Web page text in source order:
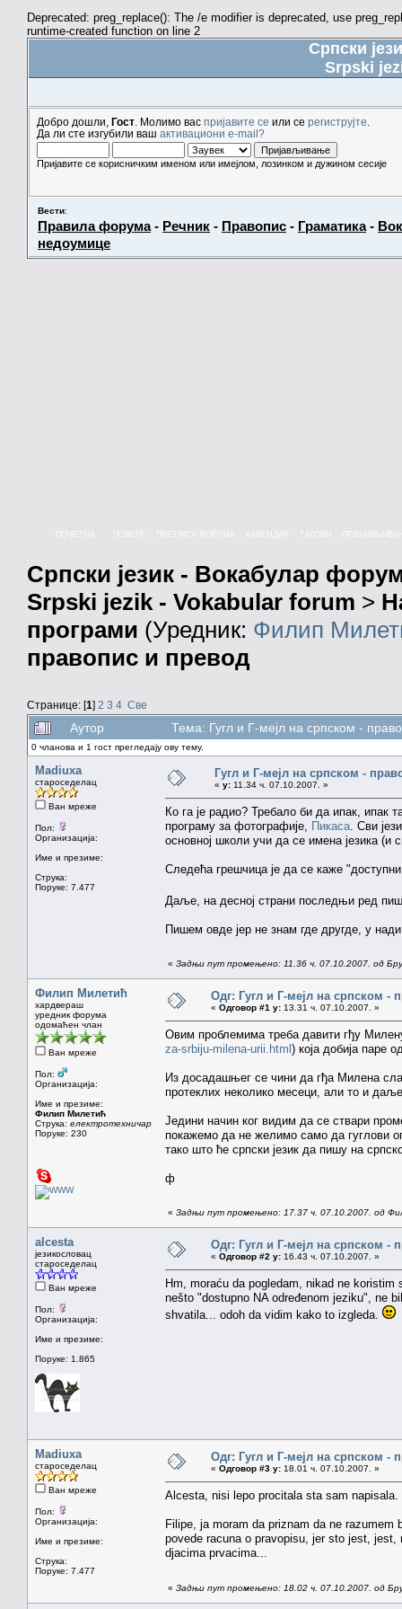
Deprecated: preg_replace(): The /e modifier is deprecated, use
runtime-created function on line 2
Српски
Srpski
Добро дошли, Гост . Молимо вас пријавите се или се региструјте
Да ли сте изгубили ваш активациони e-mail?
Пријавите се корисничким именом или имејлом, лозинком и дужином сесије
Вести:
Правила форума- Речник - Правопис - Граматика-
недоумице
КАЛЕНДАР
Српски језик - Вокабулар
Srpski jezik - Vokabular forum >
програми (Уредник: Филип
правопис и превод
Странице: [1] 2 3 4 Све
Аутор Тема: Гугл и Г-мејл на српском -
0 чланова и 1 гост прегледају ову тему.
Madiuxa
староседелац
Ван мреже
Пол:
Организација:
Име и презиме:
Струка:
Поруке: 7.477
Гугл и Г-мејл на српском -
« у: 11.34 ч. 07.10.2007. »
Ко га је радио? Требало би да ипак, ипак
програму за фотографије, Пикаса . Сви
основној школи учи да се имена језика
Следећа грешчица је да се каже
Даље, на десној страни последњи ред
Пишем овде јер не знам где другде, у
« Задњи пут промењено: 11.36 ч. 07.10.2007. од
Филип Милетић
хардвераш
уредник форума
одомаћен члан
Ван мреже
Пол:
Организација:
Име и презиме:
Филип Милетић
Струка: електротехничар
Поруке: 230
Одг: Гугл и Г-мејл на српском -
« Одговор #1 у: 13.31 ч. 07.10.2007. »
Овим проблемима треба давити гђу
za-srbiju-milena-urii.html) која добија паре
Из досадашњег се чини да гђа Милена
протеклих неколико месеци, али то и
Једини начин ког видим да се ствари
покажемо да не желимо само да гуглови
тако што ће српски језик да пишу на
ф
« Задњи пут промењено: 17.37 ч. 07.10.2007. од
alcesta
језикословац
староседелац
Ван мреже
Пол:
Организација:
Име и презиме:
Поруке: 1.865
Одг: Гугл и Г-мејл на српском -
« Одговор #2 у: 16.43 ч. 07.10.2007. »
Hm, moraću da pogledam, nikad ne
nešto "dostupno NA određenom jeziku", ne
shvatila... odoh da vidim kako to izgleda.
Madiuxa
староседелац
Ван мреже
Пол:
Организација:
Име и презиме:
Струка:
Поруке: 7.477
Одг: Гугл и Г-мејл на српском -
« Одговор #3 у: 18.01 ч. 07.10.2007. »
Alcesta, nisi lepo procitala sta sam
Filipe, ja moram da priznam da ne
povede racuna o pravopisu, jer sto jest,
djacima prvacima...
« Задњи пут промењено: 18.02 ч. 07.10.2007. од